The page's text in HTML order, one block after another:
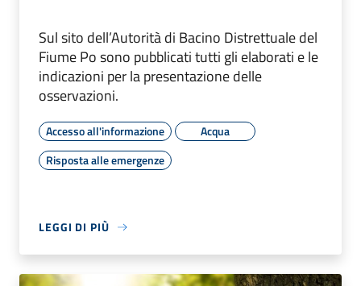
Sul sito dell’Autorità di Bacino Distrettuale del
Fiume Po sono pubblicati tutti gli elaborati e le
indicazioni per la presentazione delle
osservazioni.
Accesso all'informazione
Acqua
Risposta alle emergenze
LEGGI DI PIÙ